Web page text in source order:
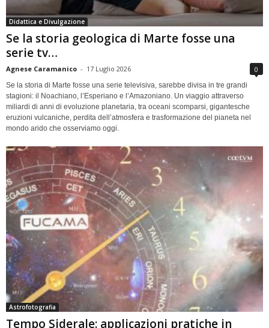
Didattica e Divulgazione
Se la storia geologica di Marte fosse una
serie tv…
Agnese Caramanico - 17 Luglio 2026 0
Se la storia di Marte fosse una serie televisiva, sarebbe divisa in tre grandi
stagioni: il Noachiano, l’Esperiano e l’Amazoniano. Un viaggio attraverso
miliardi di anni di evoluzione planetaria, tra oceani scomparsi, gigantesche
eruzioni vulcaniche, perdita dell’atmosfera e trasformazione del pianeta nel
mondo arido che osserviamo oggi.
Astrofotografia
Tempo Siderale: applicazioni pratiche in